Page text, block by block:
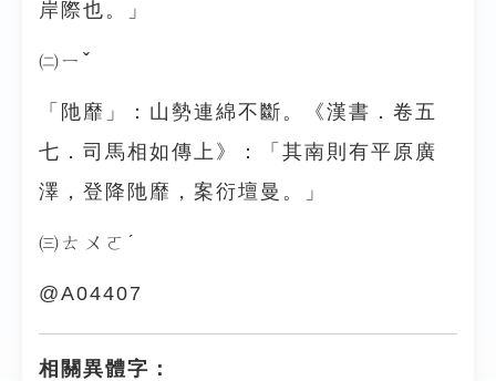
岸際也。」
㈡ㄧˇ
「阤靡」：山勢連綿不斷。《漢書．卷五
七．司馬相如傳上》：「其南則有平原廣
澤，登降阤靡，案衍壇曼。」
㈢ㄊㄨㄛˊ
@A04407
相關異體字：